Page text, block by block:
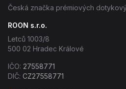
Česká značka prémiových
ROON s.r.o.
Letců 1003/8
500 02 Hradec Králové
IČO: 27558771
DIČ: CZ27558771